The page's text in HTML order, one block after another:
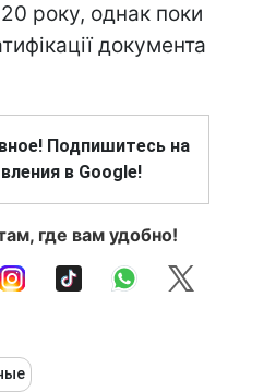
року, однак поки
документа
Подпишитесь на
в Google!
где вам удобно!